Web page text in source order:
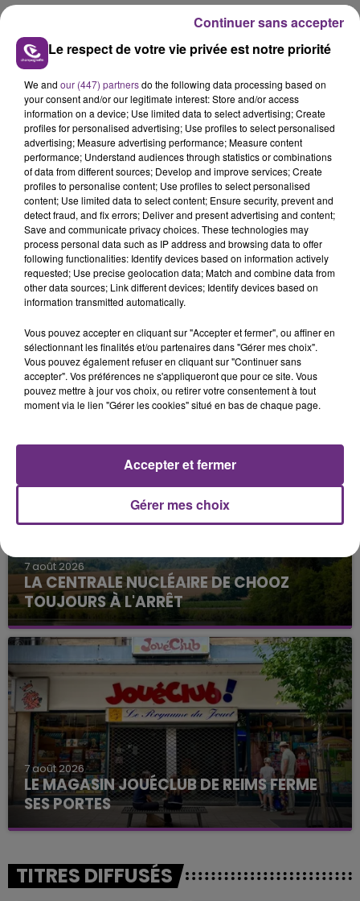
FIL D'ACTU
7 août 2026
LA CENTRALE NUCLÉAIRE DE CHOOZ
TOUJOURS À L'ARRÊT
Cela fait déjà une semaine que la centrale
nucléaire ardennaise est à l'arrêt. Une situation
justifiée par la sécheresse intense qui est toujours
présente.
7 août 2026
LE MAGASIN JOUÉCLUB DE REIMS FERME
SES PORTES
C'était l'une des institutions du centre-ville
fermer ses portes.
TITRES DIFFUSÉS
Le respect de votre vie privée est notre priorité
We and our (447) partnersdo the following data processing based on
your consent and/or our legitimate interest: Store and/or access
information on a device; Use limited data to select advertising; Create
profiles for personalised advertising; Use profiles to select personalised
advertising; Measure advertising performance; Measure content
performance; Understand audiences through statistics or combinations
of data from different sources; Develop and improve services; Create
profiles to personalise content; Use profiles to select personalised
content; Use limited data to select content; Ensure security, prevent and
detect fraud, and fix errors; Deliver and present advertising and content;
Save and communicate privacy choices. These technologies may
process personal data such as IP address and browsing data to offer
following functionalities: Identify devices based on information actively
requested; Use precise geolocation data; Match and combine data from
other data sources; Link different devices; Identify devices based on
information transmitted automatically.
Vous pouvez accepter en cliquant sur "Accepter et fermer", ou affiner en
sélectionnant les finalités et/ou partenaires dans "Gérer mes choix".
Vous pouvez également refuser en cliquant sur "Continuer sans
accepter". Vos préférences ne s'appliqueront que pour ce site. Vous
pouvez mettre à jour vos choix, ou retirer votre consentement à tout
moment via le lien "Gérer les cookies" situé en bas de chaque page.
Gérer mes choix
Accepter et fermer
Continuer sans accepter